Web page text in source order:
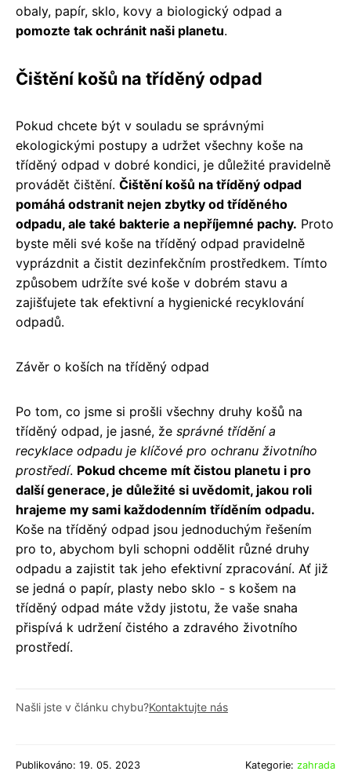
obaly, papír, sklo, kovy a biologický odpad a
pomozte tak ochránit naši planetu.
Čištění košů na tříděný odpad
Pokud chcete být v souladu se správnými
ekologickými postupy a udržet všechny koše na
tříděný odpad v dobré kondici, je důležité pravidelně
provádět čištění. Čištění košů na tříděný odpad
pomáhá odstranit nejen zbytky od tříděného
odpadu, ale také bakterie a nepříjemné pachy. Proto
byste měli své koše na tříděný odpad pravidelně
vyprázdnit a čistit dezinfekčním prostředkem. Tímto
způsobem udržíte své koše v dobrém stavu a
zajišťujete tak efektivní a hygienické recyklování
odpadů.
Závěr o koších na tříděný odpad
Po tom, co jsme si prošli všechny druhy košů na
tříděný odpad, je jasné, že správné třídění a
recyklace odpadu je klíčové pro ochranu životního
prostředí. Pokud chceme mít čistou planetu i pro
další generace, je důležité si uvědomit, jakou roli
hrajeme my sami každodenním tříděním odpadu.
Koše na tříděný odpad jsou jednoduchým řešením
pro to, abychom byli schopni oddělit různé druhy
odpadu a zajistit tak jeho efektivní zpracování. Ať již
se jedná o papír, plasty nebo sklo - s košem na
tříděný odpad máte vždy jistotu, že vaše snaha
přispívá k udržení čistého a zdravého životního
prostředí.
Našli jste v článku chybu?Kontaktujte nás
Publikováno: 19. 05. 2023 Kategorie: zahrada